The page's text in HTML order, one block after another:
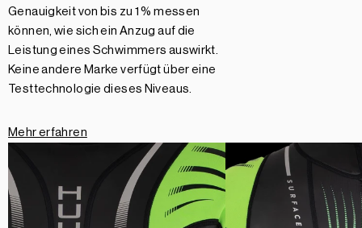
Genauigkeit von bis zu 1 % messen
können, wie sich ein Anzug auf die
Leistung eines Schwimmers auswirkt.
Keine andere Marke verfügt über eine
Testtechnologie dieses Niveaus.
Mehr erfahren